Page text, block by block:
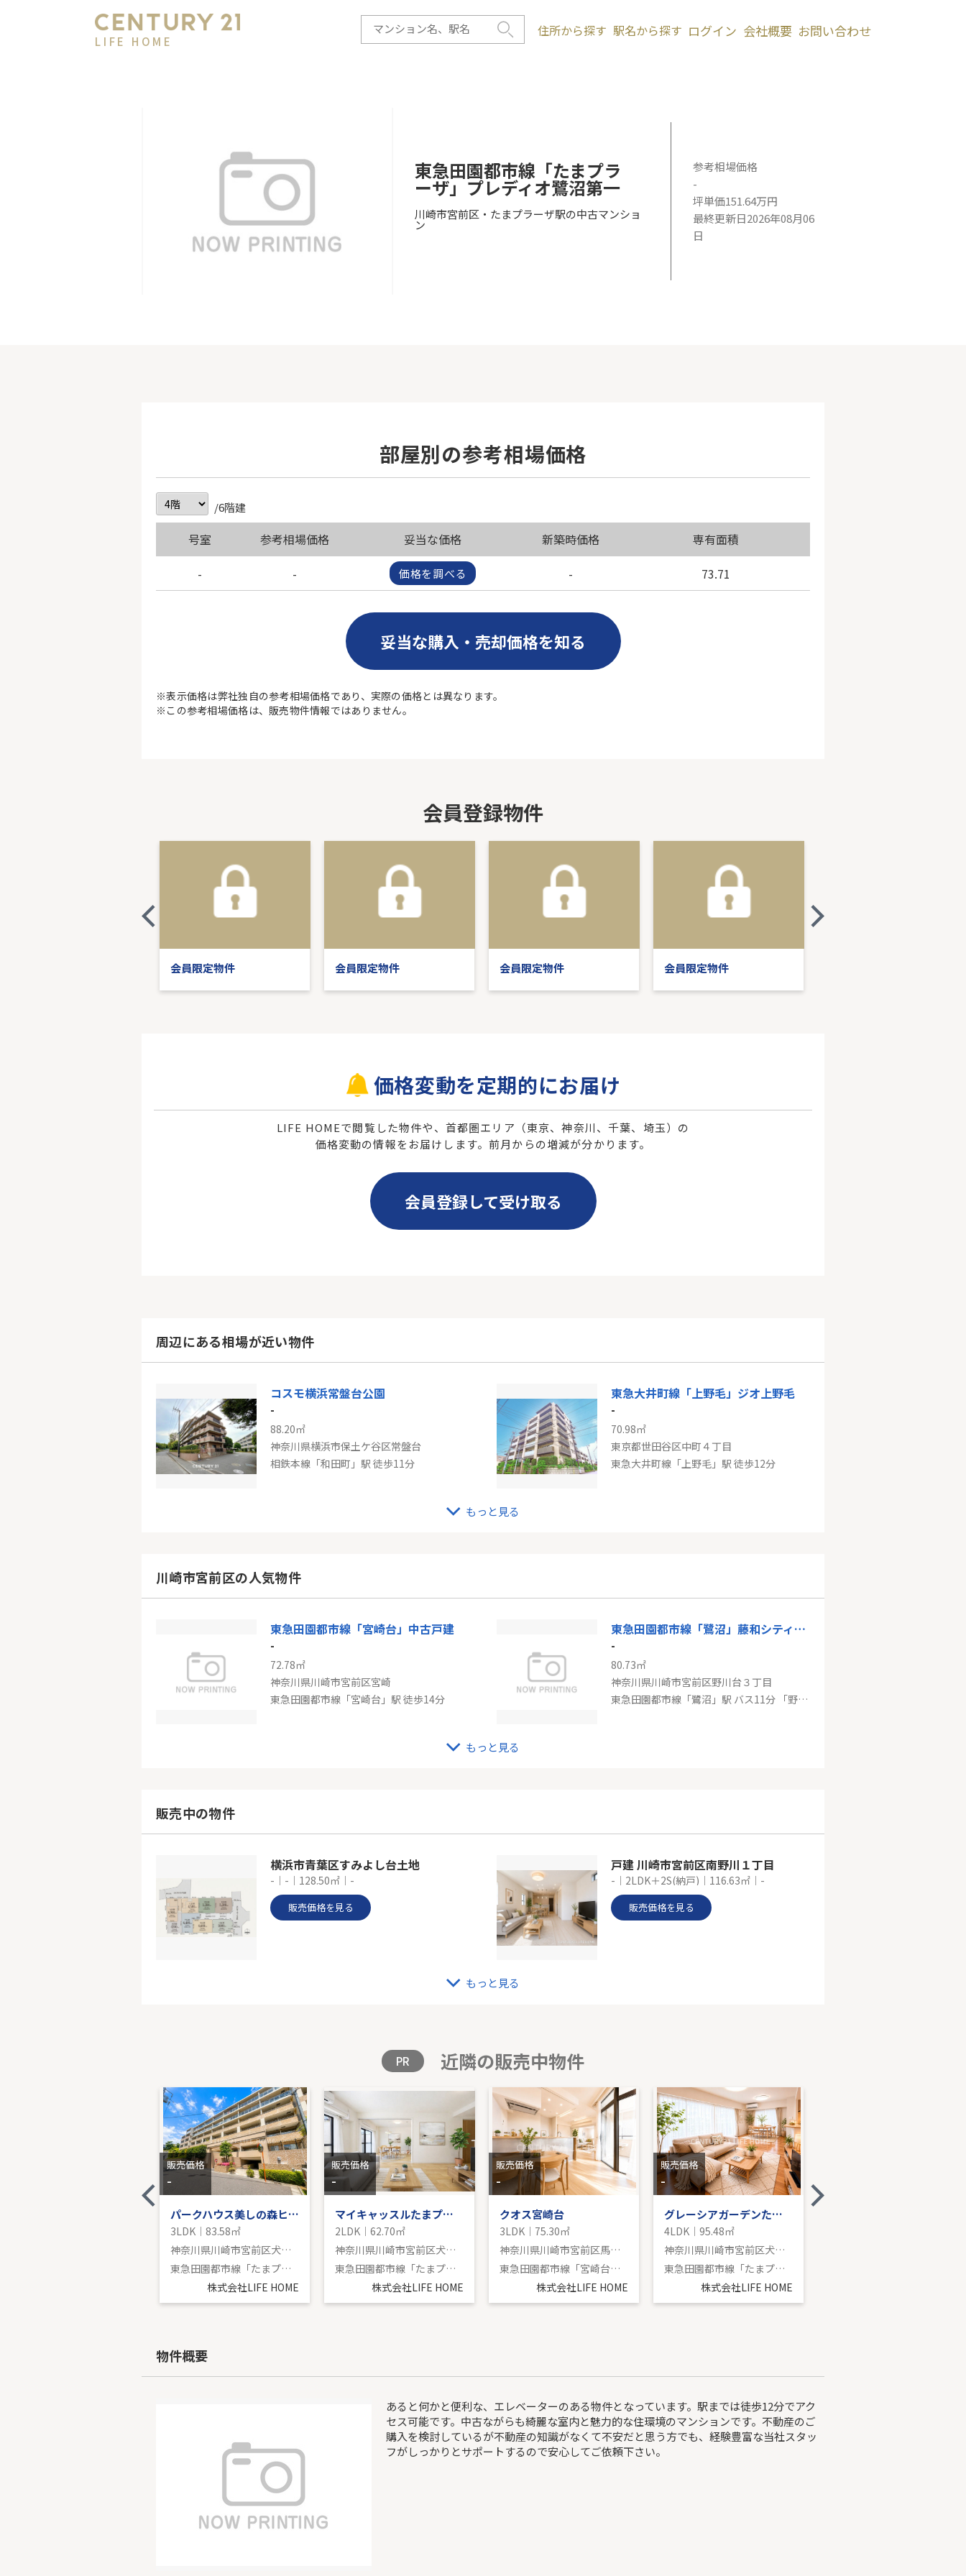
LIFE HOME
住所から探す 駅名から探す ログイン 会社概要 お問い合わせ
東急田園都市線「たまプラ
ーザ」プレディオ鷺沼第一
川崎市宮前区・たまプラーザ駅の中古マンショ
ン
参考相場価格
-
坪単価151.64万円
最終更新日2026年08月06
日
部屋別の参考相場価格
/6階建
号室 参考相場価格 妥当な価格 新築時価格
専有面積
-
- 価格を調べる - 73.71
妥当な購入・売却価格を知る
※表示価格は弊社独自の参考相場価格であり、実際の価格とは異なります。
※この参考相場価格は、販売物件情報ではありません。
会員登録物件
会員限定物件 会員限定物件 会員限定物件 会員限定物件
価格変動を定期的にお届け
LIFE HOMEで閲覧した物件や、首都圏エリア（東京、神奈川、千葉、埼玉）の
価格変動の情報をお届けします。前月からの増減が分かります。
会員登録して受け取る
周辺にある相場が近い物件
コスモ横浜常盤台公園
-
88.20㎡
神奈川県横浜市保土ケ谷区常盤台
相鉄本線「和田町」駅 徒歩11分
東急大井町線「上野毛」ジオ上野毛
-
70.98㎡
東京都世田谷区中町４丁目
東急大井町線「上野毛」駅 徒歩12分
東急田園都市線「青葉台」カームステージ青葉台
神奈川県横浜市青葉区たちばな台１丁目
東急田園都市線「青葉台」駅 徒歩21分
もっと見る
川崎市宮前区の人気物件
東急田園都市線「宮崎台」中古戸建
-
72.78㎡
神奈川県川崎市宮前区宮崎
東急田園都市線「宮崎台」駅 徒歩14分
東急田園都市線「鷺沼」藤和シティホームズ鷺沼ガーデンプロト
-
80.73㎡
神奈川県川崎市宮前区野川台３丁目
東急田園都市線「鷺沼」駅 バス11分 「野川台」 停歩2分
東急田園都市線「梶が谷」新築戸建て もっと見る
販売中の物件
横浜市青葉区すみよし台土地
-｜-｜128.50㎡｜-
販売価格を見る
戸建 川崎市宮前区南野川１丁目
-｜2LDK＋2S(納戸)｜116.63㎡｜-
販売価格を見る
もっと見る
PR 近隣の販売中物件
販売価格
-
パークハウス美しの森ヒルサイド
3LDK｜83.58㎡
神奈川県川崎市宮前区犬蔵２丁目
東急田園都市線「たまプラーザ」駅 徒歩15分
株式会社LIFE HOME
販売価格
-
マイキャッスルたまプラーザ
2LDK｜62.70㎡
神奈川県川崎市宮前区犬蔵２丁目
東急田園都市線「たまプラーザ」駅 徒歩16分
株式会社LIFE HOME
販売価格
-
クオス宮崎台
3LDK｜75.30㎡
神奈川県川崎市宮前区馬絹４丁目
東急田園都市線「宮崎台」駅 徒歩19分
株式会社LIFE HOME
販売価格
-
グレーシアガーデンたまプラーザ
4LDK｜95.48㎡
神奈川県川崎市宮前区犬蔵３丁目
東急田園都市線「たまプラーザ」駅 徒歩19分
株式会社LIFE HOME
物件概要
あると何かと便利な、エレベーターのある物件となっています。駅までは徒歩12分でアク
セス可能です。中古ながらも綺麗な室内と魅力的な住環境のマンションです。不動産のご
購入を検討しているが不動産の知識がなくて不安だと思う方でも、経験豊富な当社スタッ
フがしっかりとサポートするので安心してご依頼下さい。